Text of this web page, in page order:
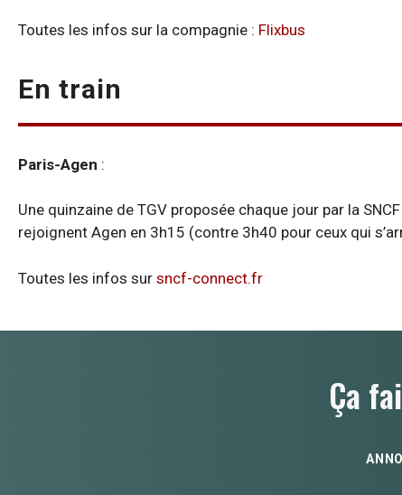
Toutes les infos sur la compagnie : Flixbus
En train
Paris-Agen :
Une quinzaine de TGV proposée chaque jour par la
rejoignent Agen en 3h15 (contre 3h40 pour ceux qui
Toutes les infos sur sncf-connect.fr
Ça